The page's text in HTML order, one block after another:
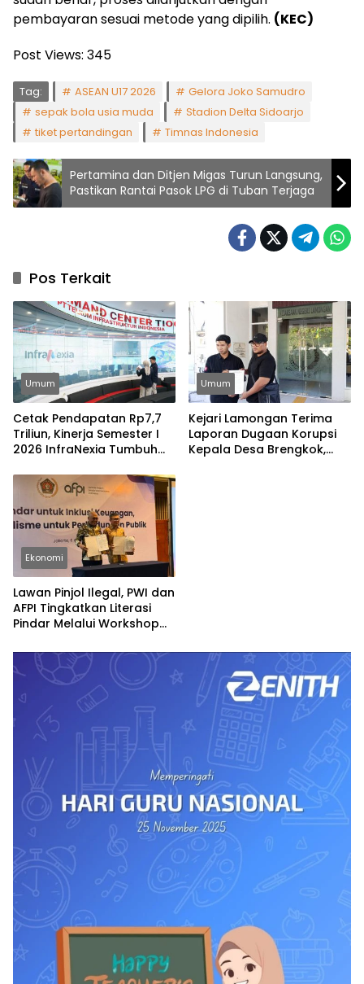
pembayaran sesuai metode yang dipilih. (KEC)
Post Views: 345
Tag: ASEAN U17 2026
Gelora Joko Samudro
sepak bola usia muda
Stadion Delta Sidoarjo
tiket pertandingan
Timnas Indonesia
Pertamina dan Ditjen Migas Turun Langsung,
Pastikan Rantai Pasok LPG di Tuban Terjaga
Pos Terkait
Umum
Cetak Pendapatan Rp7,7
Triliun, Kinerja Semester I
2026 InfraNexia Tumbuh
Saing Industri Digital
Umum
Kejari Lamongan Terima
Laporan Dugaan Korupsi
Kepala Desa Brengkok,
Ekonomi
Lawan Pinjol Ilegal, PWI dan
AFPI Tingkatkan Literasi
Pindar Melalui Workshop